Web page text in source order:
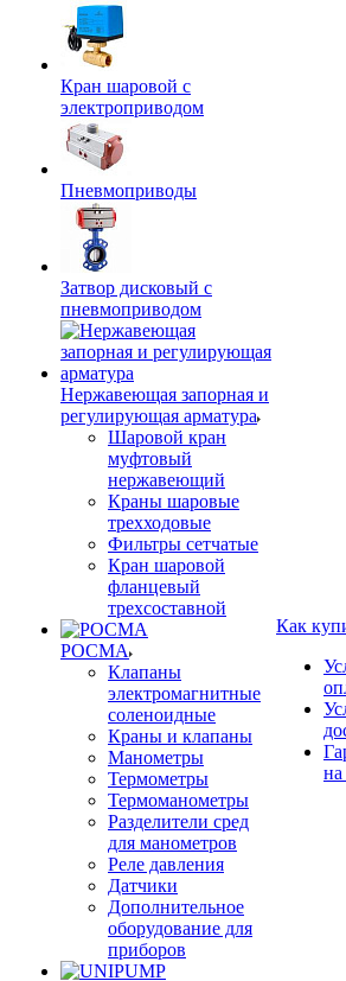
Кран шаровой с
электроприводом
Пневмоприводы
Затвор дисковый с
пневмоприводом
Нержавеющая запорная и
регулирующая арматура
Шаровой кран
муфтовый
нержавеющий
Краны шаровые
трехходовые
Фильтры сетчатые
Кран шаровой
фланцевый
трехсоставной
РОСМА
Клапаны
электромагнитные
соленоидные
Краны и клапаны
Манометры
Термометры
Термоманометры
Разделители сред
для манометров
Реле давления
Датчики
Дополнительное
оборудование для
приборов
Как
на